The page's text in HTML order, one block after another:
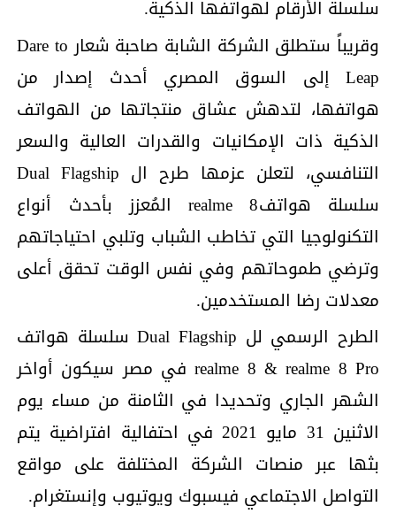
سلسلة الأرقام لهواتفها الذكية.
وقريباً ستطلق الشركة الشابة صاحبة شعار Dare to
Leap إلى السوق المصري أحدث إصدار من
هواتفها، لتدهش عشاق منتجاتها من الهواتف
الذكية ذات الإمكانيات والقدرات العالية والسعر
التنافسي، لتعلن عزمها طرح ال Dual Flagship
سلسلة هواتفrealme 8 المُعزز بأحدث أنواع
التكنولوجيا التي تخاطب الشباب وتلبي احتياجاتهم
وترضي طموحاتهم وفي نفس الوقت تحقق أعلى
معدلات رضا المستخدمين.
الطرح الرسمي لل Dual Flagship سلسلة هواتف
realme 8 & realme 8 Pro في مصر سيكون أواخر
الشهر الجاري وتحديدا في الثامنة من مساء يوم
الاثنين 31 مايو 2021 في احتفالية افتراضية يتم
بثها عبر منصات الشركة المختلفة على مواقع
التواصل الاجتماعي فيسبوك ويوتيوب وإنستغرام.